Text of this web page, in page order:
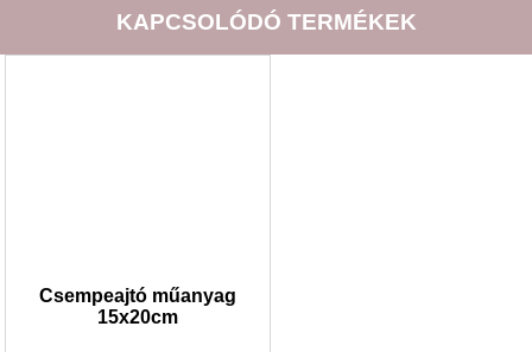
KAPCSOLÓDÓ TERMÉKEK
Csempeajtó műanyag
15x20cm